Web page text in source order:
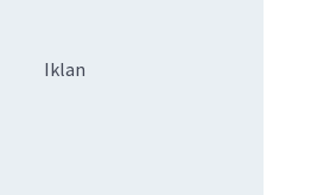
Iklan